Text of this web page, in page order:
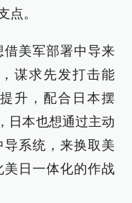
点。
借美军部署中导来
谋求先发打击能
升，配合日本摆
日本也想通过主动
系统，来换取美
日一体化的作战